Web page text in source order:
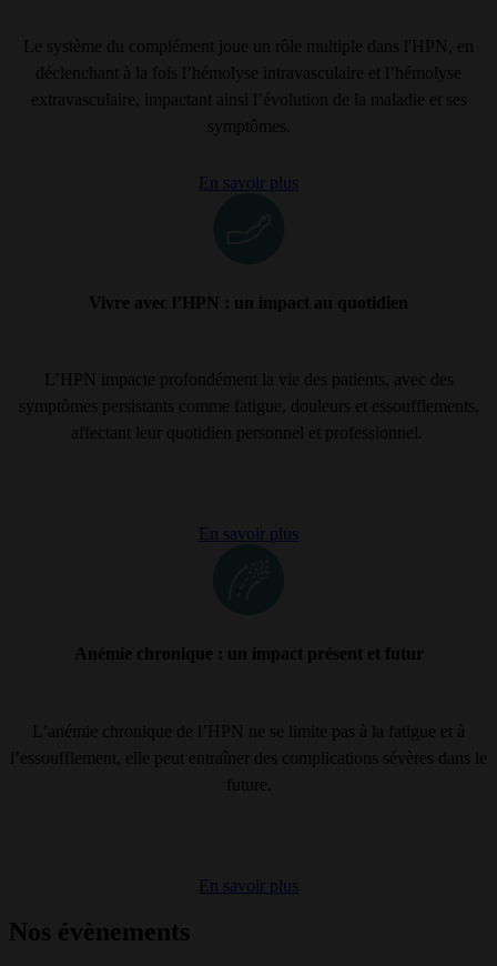
Le système du complément joue un rôle multiple dans l'HPN, en
déclenchant à la fois l’hémolyse intravasculaire et l’hémolyse
extravasculaire, impactant ainsi l’évolution de la maladie et ses
symptômes.
En savoir plus
Vivre avec l’HPN : un impact au quotidien
L’HPN impacte profondément la vie des patients, avec des
symptômes persistants comme fatigue, douleurs et essoufflements,
affectant leur quotidien personnel et professionnel.
En savoir plus
Anémie chronique : un impact présent et futur
L’anémie chronique de l’HPN ne se limite pas à la fatigue et à
l’essoufflement, elle peut entraîner des complications sévères dans le
future.
En savoir plus
Nos évènements